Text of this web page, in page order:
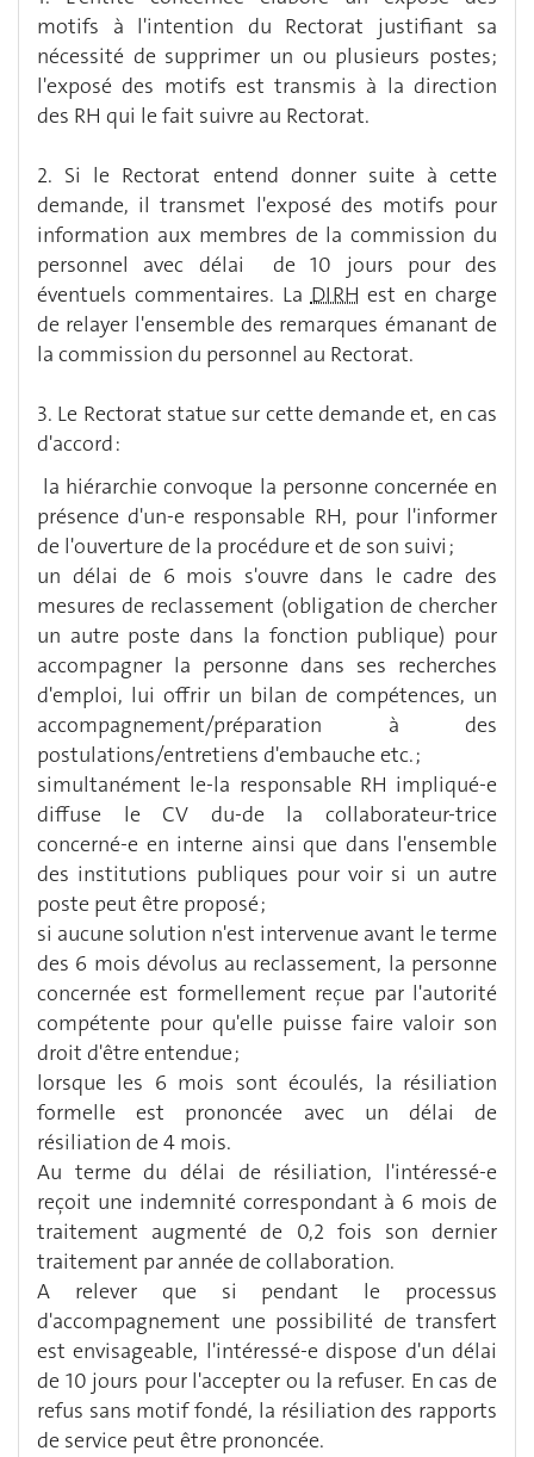
motifs à l'intention du Rectorat justifiant sa
nécessité de supprimer un ou plusieurs postes;
l'exposé des motifs est transmis à la direction
des RH qui le fait suivre au Rectorat.
2. Si le Rectorat entend donner suite à cette
demande, il transmet l'exposé des motifs pour
information aux membres de la commission du
personnel avec délai de 10 jours pour des
éventuels commentaires. LaDIRH est en charge
de relayer l'ensemble des remarques émanant de
la commission du personnel au Rectorat.
3. Le Rectorat statue sur cette demande et, en cas
d'accord :
la hiérarchie convoque la personne concernée en
présence d'un-e responsable RH, pour l'informer
de l'ouverture de la procédure et de son suivi ;
un délai de 6 mois s'ouvre dans le cadre des
mesures de reclassement (obligation de chercher
un autre poste dans la fonction publique) pour
accompagner la personne dans ses recherches
d'emploi, lui offrir un bilan de compétences, un
accompagnement/préparation à des
postulations/entretiens d'embauche etc. ;
simultanément le-la responsable RH impliqué-e
diffuse le CV du-de la collaborateur-trice
concerné-e en interne ainsi que dans l'ensemble
des institutions publiques pour voir si un autre
poste peut être proposé ;
si aucune solution n'est intervenue avant le terme
des 6 mois dévolus au reclassement, la personne
concernée est formellement reçue par l'autorité
compétente pour qu'elle puisse faire valoir son
droit d'être entendue ;
lorsque les 6 mois sont écoulés, la résiliation
formelle est prononcée avec un délai de
résiliation de 4 mois.
Au terme du délai de résiliation, l'intéressé-e
reçoit une indemnité correspondant à 6 mois de
traitement augmenté de 0,2 fois son dernier
traitement par année de collaboration.
A relever que si pendant le processus
d'accompagnement une possibilité de transfert
est envisageable, l'intéressé-e dispose d'un délai
de 10 jours pour l'accepter ou la refuser. En cas de
refus sans motif fondé, la résiliation des rapports
de service peut être prononcée.